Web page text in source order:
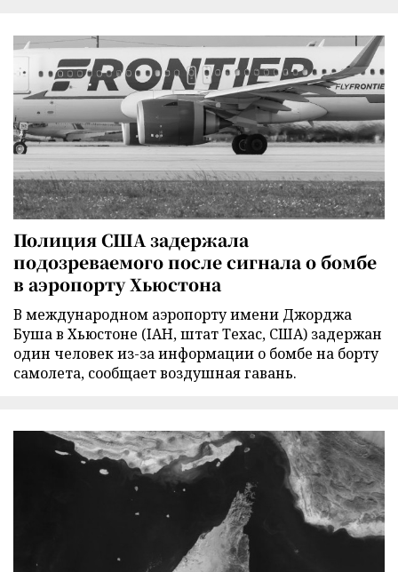
Полиция США задержала
подозреваемого после сигнала о бомбе
в аэропорту Хьюстона
В международном аэропорту имени Джорджа
Буша в Хьюстоне (IAH, штат Техас, США) задержан
один человек из-за информации о бомбе на борту
самолета, сообщает воздушная гавань.